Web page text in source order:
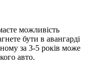
можливість
бути в авангарді
за 3-5 років може
авто.